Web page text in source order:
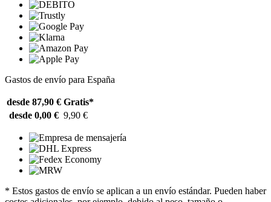
Gastos de envío para España
desde 87,90 € Gratis*
desde 0,00 € 9,90 €
* Estos gastos de envío se aplican a un envío estándar. Pueden haber